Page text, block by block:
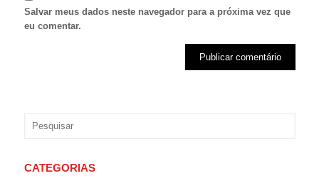
Salvar meus dados neste navegador para a próxima vez que
eu comentar.
CATEGORIAS